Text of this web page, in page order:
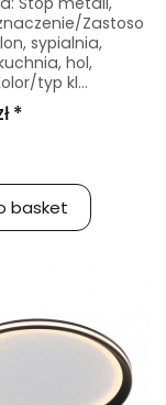
Zastoso
sypialnia,
hol,
typ kl...
*
basket